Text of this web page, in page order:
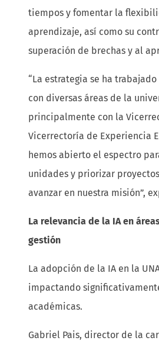
tiempos y fomentar la
aprendizaje, así como su
superación de brechas y al
“La estrategia se ha
con diversas áreas de la
principalmente con la
Vicerrectoría de Experiencia
hemos abierto el espectro
unidades y priorizar
avanzar en nuestra misión”,
La relevancia de la IA en
gestión
La adopción de la IA en la
impactando
académicas.
Gabriel Pais, director de la